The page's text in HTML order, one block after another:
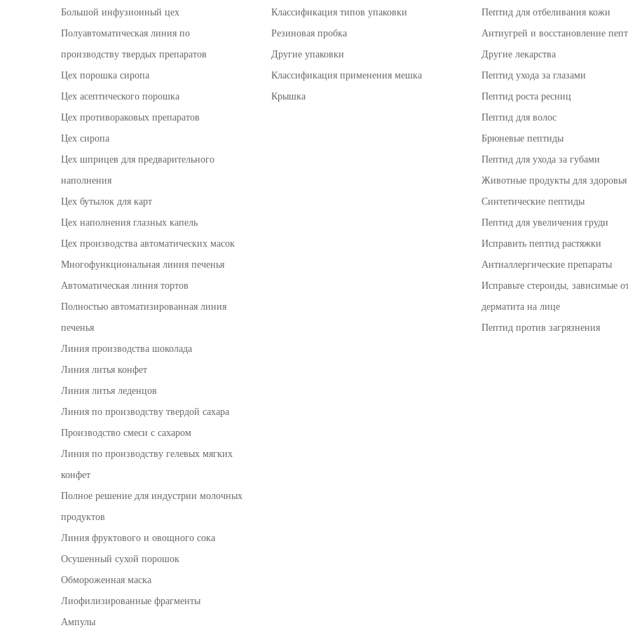
Большой инфузионный цех
Полуавтоматическая линия по
производству твердых препаратов
Цех порошка сиропа
Цех асептического порошка
Цех противораковых препаратов
Цех сиропа
Цех шприцев для предварительного
наполнения
Цех бутылок для карт
Цех наполнения глазных капель
Цех производства автоматических масок
Многофункциональная линия печенья
Автоматическая линия тортов
Полностью автоматизированная линия
печенья
Линия производства шоколада
Линия литья конфет
Линия литья леденцов
Линия по производству твердой сахара
Производство смеси с сахаром
Линия по производству гелевых мягких
конфет
Полное решение для индустрии молочных
продуктов
Линия фруктового и овощного сока
Осушенный сухой порошок
Обмороженная маска
Лиофилизированные фрагменты
Ампулы
Классификация типов упаковки
Резиновая пробка
Другие упаковки
Классификация применения мешка
Крышка
Пептид для отбеливания кожи
Антиугрей и восстановление
Другие лекарства
Пептид ухода за глазами
Пептид роста ресниц
Пептид для волос
Брюневые пептиды
Пептид для ухода за губами
Животные продукты для здоровья
Синтетические пептиды
Пептид для увеличения груди
Исправить пептид растяжки
Антиаллергические препараты
Исправьте стероиды, зависимые
дерматита на лице
Пептид против загрязнения